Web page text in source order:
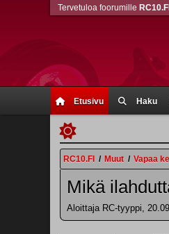
Etusivu Haku
Tervetuloa foorumille RC10.FI
RC10.FI / Muut / Vapaa
Mikä
Aloittaja RC-tyyppi,